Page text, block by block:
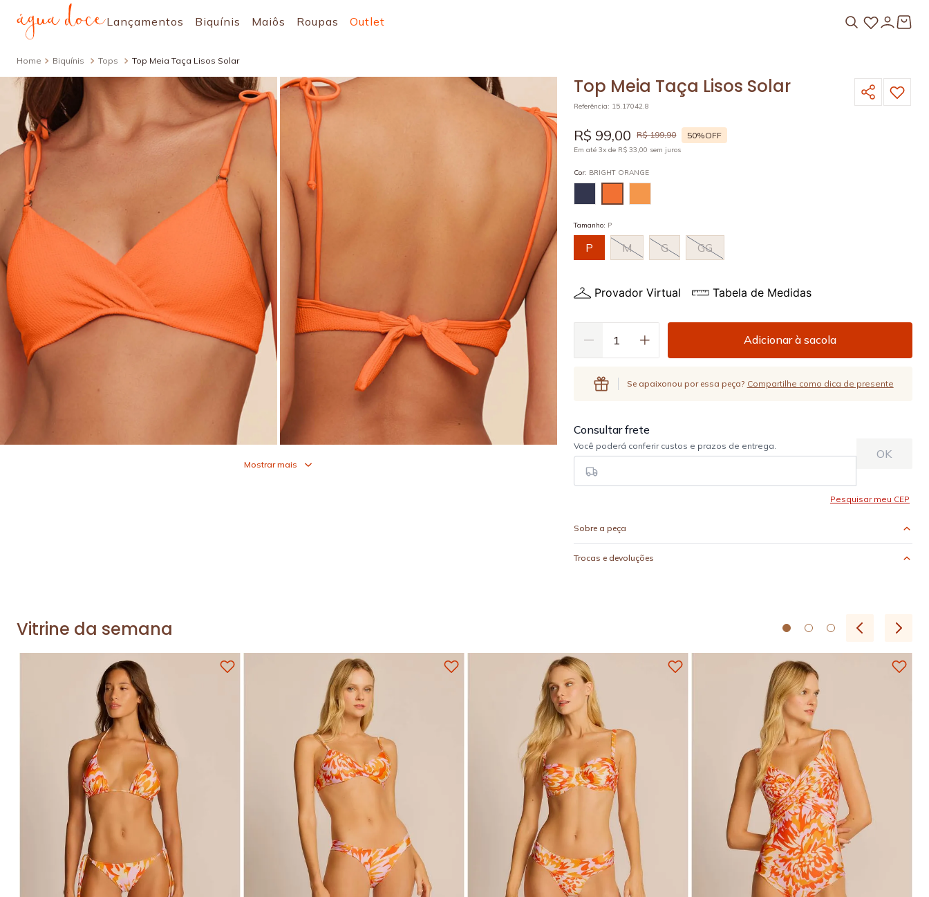
Lançamentos Biquínis Maiôs Roupas Outlet
Biquínis Tops Top Meia Taça Lisos Solar
Mostrar mais
Top Meia Taça Lisos Solar
Referência: 15.17042.8
R$ 99,00 R$ 199,90 50%OFF
Em até3x de R$ 33,00 sem juros
Cor: BRIGHT ORANGE
Tamanho: P
P M G GG
Provador Virtual Tabela de Medidas
Adicionar à sacola
Se apaixonou por essa peça? Compartilhe como dica de presente
Sobre a peça
Trocas e devoluções
Vitrine da semana
M G GG